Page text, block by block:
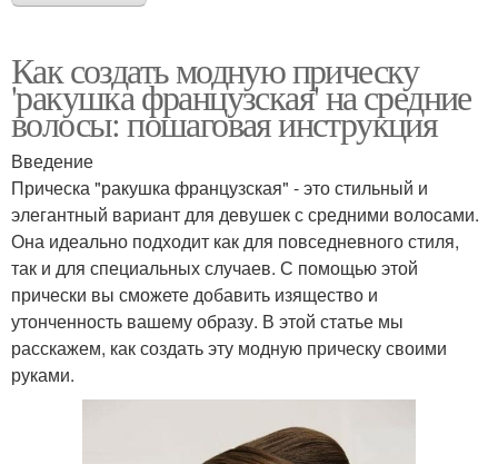
Как создать модную прическу
'ракушка французская' на средние
волосы: пошаговая инструкция
Введение
Прическа "ракушка французская" - это стильный и
элегантный вариант для девушек с средними волосами.
Она идеально подходит как для повседневного стиля,
так и для специальных случаев. С помощью этой
прически вы сможете добавить изящество и
утонченность вашему образу. В этой статье мы
расскажем, как создать эту модную прическу своими
руками.